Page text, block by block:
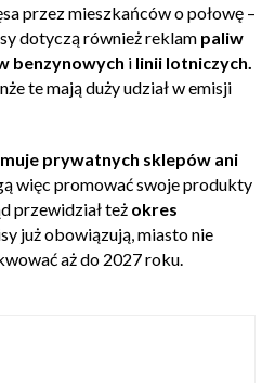
przez mieszkańców o połowę –
dotyczą również reklam paliw
benzynowych i linii lotniczych.
te mają duży udział w emisji
prywatnych sklepów ani
więc promować swoje produkty
przewidział też okres
już obowiązują, miasto nie
aż do 2027 roku.